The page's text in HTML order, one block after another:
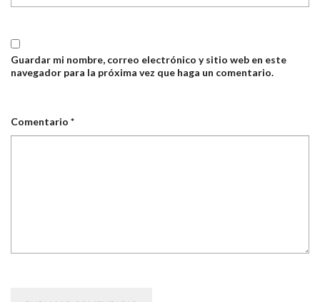
Guardar mi nombre, correo electrónico y sitio web en este
navegador para la próxima vez que haga un comentario.
Comentario *